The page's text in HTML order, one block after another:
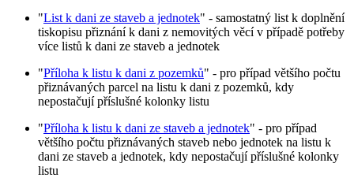
"List k dani ze staveb a jednotek" - samostatný list k doplnění
tiskopisu přiznání k dani z nemovitých věcí v případě potřeby
více listů k dani ze staveb a jednotek
"Příloha k listu k dani z pozemků" - pro případ většího počtu
přiznávaných parcel na listu k dani z pozemků, kdy
nepostačují příslušné kolonky listu
"Příloha k listu k dani ze staveb a jednotek" - pro případ
většího počtu přiznávaných staveb nebo jednotek na listu k
dani ze staveb a jednotek, kdy nepostačují příslušné kolonky
listu